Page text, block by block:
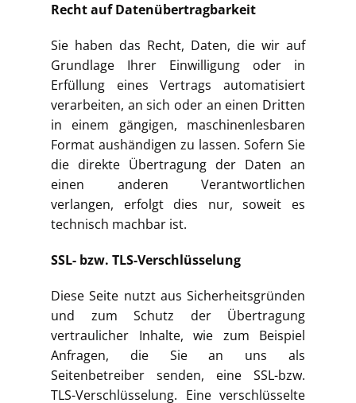
Recht auf Datenübertragbarkeit
Sie haben das Recht, Daten, die wir auf
Grundlage Ihrer Einwilligung oder in
Erfüllung eines Vertrags automatisiert
verarbeiten, an sich oder an einen Dritten
in einem gängigen, maschinenlesbaren
Format aushändigen zu lassen. Sofern Sie
die direkte Übertragung der Daten an
einen anderen Verantwortlichen
verlangen, erfolgt dies nur, soweit es
technisch machbar ist.
SSL- bzw. TLS-Verschlüsselung
Diese Seite nutzt aus Sicherheitsgründen
und zum Schutz der Übertragung
vertraulicher Inhalte, wie zum Beispiel
Anfragen, die Sie an uns als
Seitenbetreiber senden, eine SSL-bzw.
TLS-Verschlüsselung. Eine verschlüsselte